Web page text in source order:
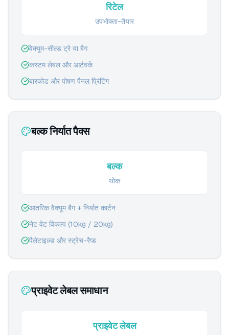
रिटेल
उपभोक्ता-तैयार
वैक्यूम-सील्ड ट्रे या बैग
कस्टम लेबल और आर्टवर्क
बारकोड और पोषण पैनल प्रिंटिंग
बल्क निर्यात पैक्स
बल्क
थोक
आंतरिक वैक्यूम बैग + निर्यात कार्टन
नेट वेट विकल्प (10kg / 20kg)
पैलेटाइज़्ड और स्ट्रेच-रैप्ड
प्राइवेट लेबल समाधान
प्राइवेट लेबल